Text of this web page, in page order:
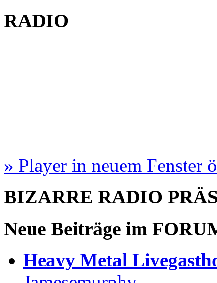
RADIO
» Player in neuem Fenster
BIZARRE RADIO
Neue Beiträge im
Heavy Metal